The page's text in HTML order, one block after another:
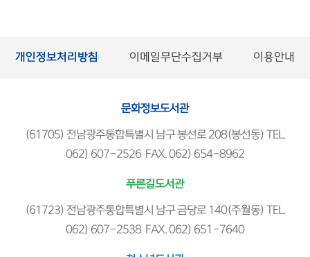
개인정보처리방침 이메일무단수집거부 이용안내
문화정보도서관
(61705) 전남광주통합특별시 남구 봉선로 208(봉선동) TEL.
062) 607-2526 FAX. 062) 654-8962
푸른길도서관
(61723) 전남광주통합특별시 남구 금당로 140(주월동) TEL.
062) 607-2538 FAX. 062) 651-7640